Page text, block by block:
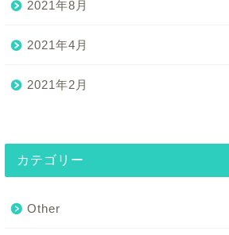
2021年8月
2021年4月
2021年2月
カテゴリー
Other